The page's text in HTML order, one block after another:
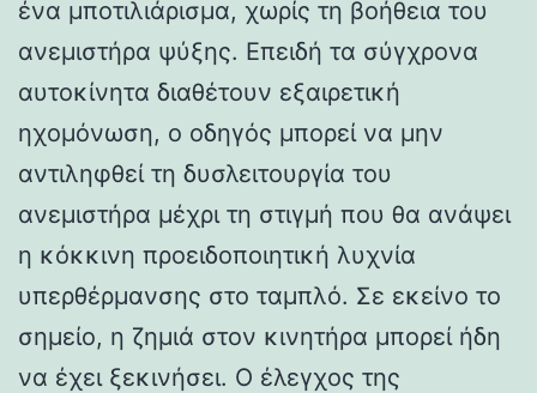
ένα μποτιλιάρισμα, χωρίς τη βοήθεια του
ανεμιστήρα ψύξης. Επειδή τα σύγχρονα
αυτοκίνητα διαθέτουν εξαιρετική
ηχομόνωση, ο οδηγός μπορεί να μην
αντιληφθεί τη δυσλειτουργία του
ανεμιστήρα μέχρι τη στιγμή που θα ανάψει
η κόκκινη προειδοποιητική λυχνία
υπερθέρμανσης στο ταμπλό. Σε εκείνο το
σημείο, η ζημιά στον κινητήρα μπορεί ήδη
να έχει ξεκινήσει. Ο έλεγχος της